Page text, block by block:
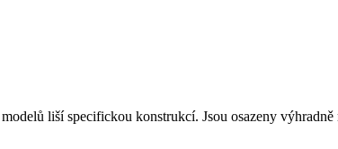
liší specifickou konstrukcí. Jsou osazeny